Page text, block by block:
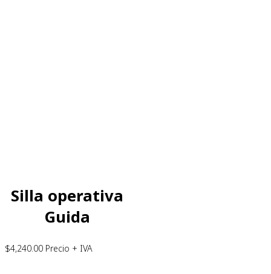
Silla operativa
Guida
$4,240.00 Precio + IVA